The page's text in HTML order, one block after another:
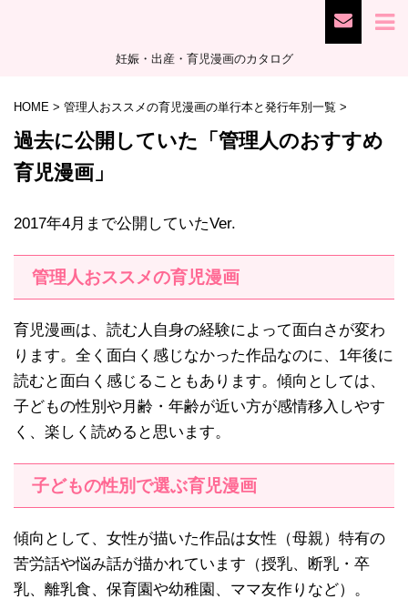
妊娠・出産・育児漫画のカタログ
HOME > 管理人おススメの育児漫画の単行本と発行年別一覧 >
過去に公開していた「管理人のおすすめ
育児漫画」
2017年4月まで公開していたVer.
管理人おススメの育児漫画
育児漫画は、読む人自身の経験によって面白さが変わ
ります。全く面白く感じなかった作品なのに、1年後に
読むと面白く感じることもあります。傾向としては、
子どもの性別や月齢・年齢が近い方が感情移入しやす
く、楽しく読めると思います。
子どもの性別で選ぶ育児漫画
傾向として、女性が描いた作品は女性（母親）特有の
苦労話や悩み話が描かれています（授乳、断乳・卒
乳、離乳食、保育園や幼稚園、ママ友作りなど）。